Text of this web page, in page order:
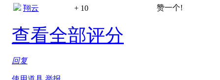
翔云
+ 10 赞一个!
查看全部评分
回复